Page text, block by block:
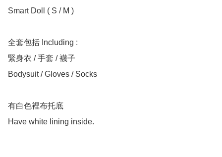
Smart Doll ( S / M )
全套包括 Including :
緊身衣 / 手套 / 襪子
Bodysuit / Gloves / Socks
有白色裡布托底
Have white lining inside.